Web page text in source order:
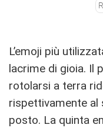
L’emoji più
lacrime di gioia. Il
rotolarsi a terra
rispettivamente al
posto. La quinta